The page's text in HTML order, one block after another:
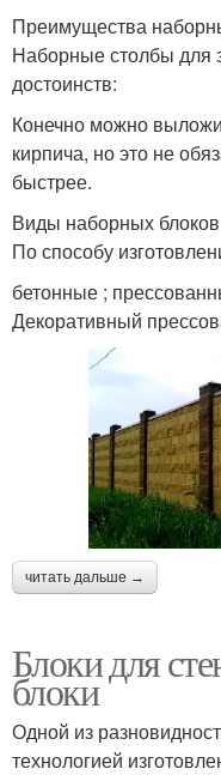
Преимущества
Наборные столбы для
достоинств:
Конечно можно
кирпича, но это не
быстрее.
Виды наборных блоков
По способу
бетонные ;
Декоративный
читать дальше →
Блоки для
блоки
Одной из
технологией